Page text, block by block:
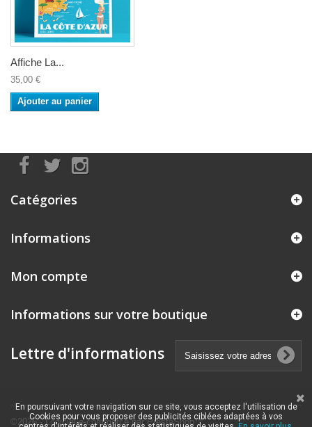
Affiche La...
35,00 €
Ajouter au panier
Catégories
Informations
©2026 - Logiciel e-commerce par PrestaShop™
Mon compte
Informations sur votre boutique
Lettre d'informations
En poursuivant votre navigation sur ce site, vous acceptez l'utilisation de
Cookies pour vous proposer des publicités ciblées adaptées à vos